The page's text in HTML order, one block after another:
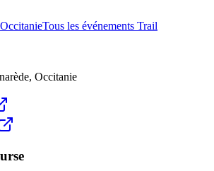
OccitanieTous les événements Trail
, Occitanie